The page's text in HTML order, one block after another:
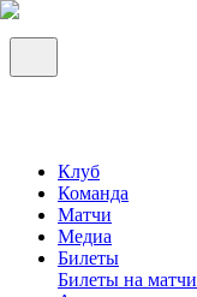
Клуб
Команда
Матчи
Медиа
Билеты
Билеты на матчи